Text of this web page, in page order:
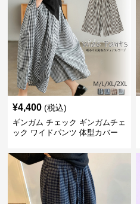
¥4,400 (税込)
ギンガム チェック ギンガムチェ
ック ワイドパンツ 体型カバー